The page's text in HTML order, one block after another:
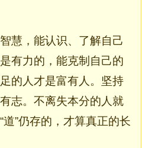
慧，能认识、了解自己
有力的，能克制自己的
的人才是富有人。坚持
志。不离失本分的人就
”仍存的，才算真正的长